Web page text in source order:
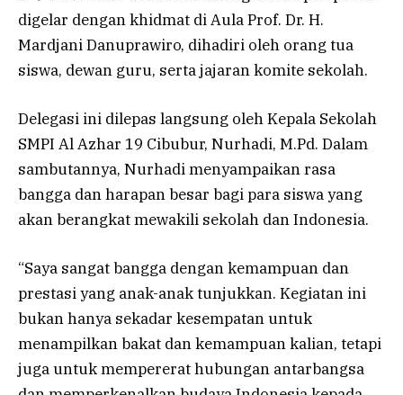
digelar dengan khidmat di Aula Prof. Dr. H.
Mardjani Danuprawiro, dihadiri oleh orang tua
siswa, dewan guru, serta jajaran komite sekolah.
Delegasi ini dilepas langsung oleh Kepala Sekolah
SMPI Al Azhar 19 Cibubur, Nurhadi, M.Pd. Dalam
sambutannya, Nurhadi menyampaikan rasa
bangga dan harapan besar bagi para siswa yang
akan berangkat mewakili sekolah dan Indonesia.
“Saya sangat bangga dengan kemampuan dan
prestasi yang anak-anak tunjukkan. Kegiatan ini
bukan hanya sekadar kesempatan untuk
menampilkan bakat dan kemampuan kalian, tetapi
juga untuk mempererat hubungan antarbangsa